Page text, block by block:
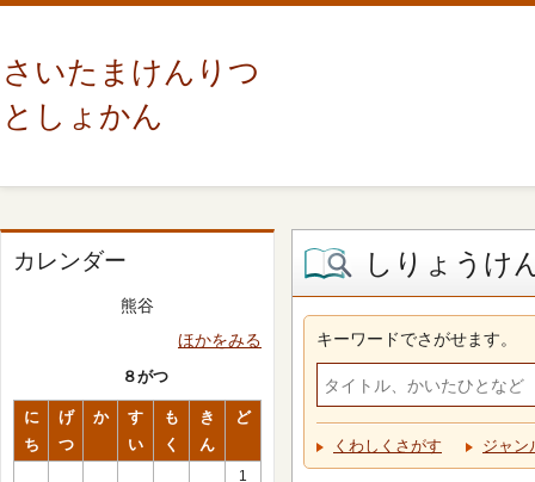
さいたまけんりつ
としょかん
カレンダー
熊谷
ほかをみる
８がつ
に
ち
げ
つ
か
す
い
も
く
き
ん
ど
1
しりょうけ
キーワードでさがせます。
くわしくさがす ジャン